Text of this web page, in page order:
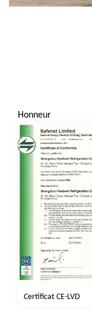
Honneur
Certificat CE-LVD